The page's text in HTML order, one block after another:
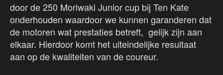
door de 250 Moriwaki Junior cup bij Ten Kate
onderhouden waardoor we kunnen garanderen dat
de motoren wat prestaties betreft, gelijk zijn aan
elkaar. Hierdoor komt het uiteindelijke resultaat
aan op de kwaliteiten van de coureur.